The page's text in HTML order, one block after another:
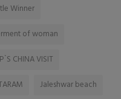
Winner
of woman
CHINA VISIT
Jaleshwar beach